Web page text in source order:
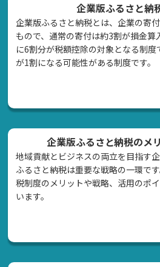
企業版ふるさと納
企業版ふるさと納税とは、企業の寄
もので、通常の寄付は約3割が損金算
に6割分が税額控除の対象となる制度
が1割になる可能性がある制度です。
企業版ふるさと納税のメ
地域貢献とビジネスの両立を目指す
ふるさと納税は重要な戦略の一環で
税制度のメリットや戦略、活用のポ
います。